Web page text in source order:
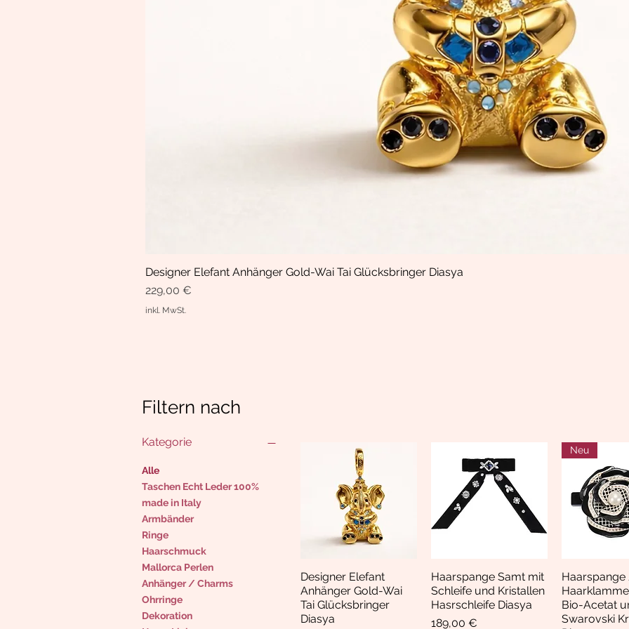
Schnellansicht
Designer Elefant Anhänger Gold-Wai Tai Glücksbringer Diasya
Preis
229,00 €
inkl. MwSt.
Filtern nach
Kategorie
Alle
Taschen Echt Leder 100%
made in Italy
Armbänder
Ringe
Haarschmuck
Mallorca Perlen
Anhänger / Charms
Ohrringe
Dekoration
Schnellansicht
Designer Elefant
Anhänger Gold-Wai
Tai Glücksbringer
Diasya
Schnellansicht
Haarspange Samt mit
Schleife und Kristallen
Hasrschleife Diasya
Preis
189,00 €
Neu
Bio-Acetat
Swarovski